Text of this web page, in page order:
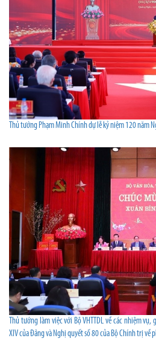
Thủ tướng Phạm Minh Chính dự lễ kỷ niệm 120 năm
Thủ tướng làm việc với Bộ VHTTDL về các nhiệm
XIV của Đảng và Nghị quyết số 80 của Bộ Chính trị về